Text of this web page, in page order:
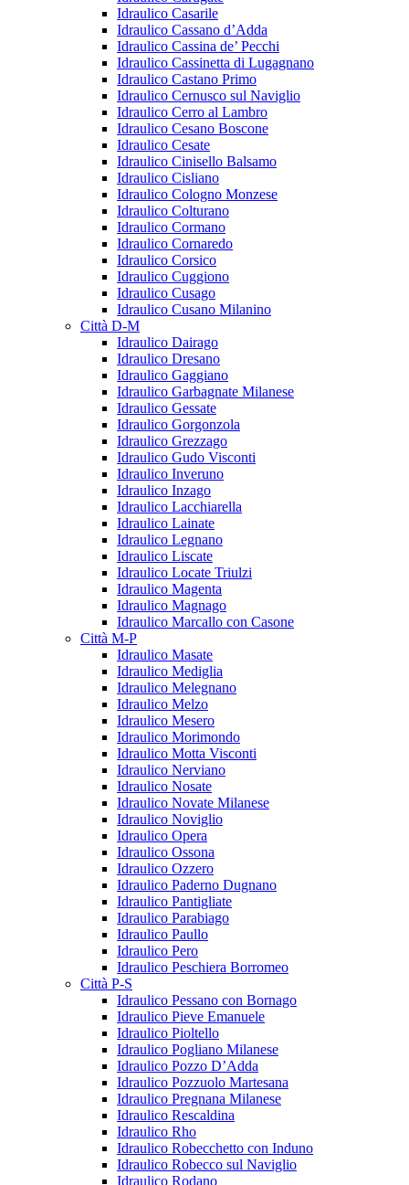
Idraulico Casarile
Idraulico Cassano d’Adda
Idraulico Cassina de’ Pecchi
Idraulico Cassinetta di Lugagnano
Idraulico Castano Primo
Idraulico Cernusco sul Naviglio
Idraulico Cerro al Lambro
Idraulico Cesano Boscone
Idraulico Cesate
Idraulico Cinisello Balsamo
Idraulico Cisliano
Idraulico Cologno Monzese
Idraulico Colturano
Idraulico Cormano
Idraulico Cornaredo
Idraulico Corsico
Idraulico Cuggiono
Idraulico Cusago
Idraulico Cusano Milanino
Città D-M
Idraulico Dairago
Idraulico Dresano
Idraulico Gaggiano
Idraulico Garbagnate Milanese
Idraulico Gessate
Idraulico Gorgonzola
Idraulico Grezzago
Idraulico Gudo Visconti
Idraulico Inveruno
Idraulico Inzago
Idraulico Lacchiarella
Idraulico Lainate
Idraulico Legnano
Idraulico Liscate
Idraulico Locate Triulzi
Idraulico Magenta
Idraulico Magnago
Idraulico Marcallo con Casone
Città M-P
Idraulico Masate
Idraulico Mediglia
Idraulico Melegnano
Idraulico Melzo
Idraulico Mesero
Idraulico Morimondo
Idraulico Motta Visconti
Idraulico Nerviano
Idraulico Nosate
Idraulico Novate Milanese
Idraulico Noviglio
Idraulico Opera
Idraulico Ossona
Idraulico Ozzero
Idraulico Paderno Dugnano
Idraulico Pantigliate
Idraulico Parabiago
Idraulico Paullo
Idraulico Pero
Idraulico Peschiera Borromeo
Città P-S
Idraulico Pessano con Bornago
Idraulico Pieve Emanuele
Idraulico Pioltello
Idraulico Pogliano Milanese
Idraulico Pozzo D’Adda
Idraulico Pozzuolo Martesana
Idraulico Pregnana Milanese
Idraulico Rescaldina
Idraulico Rho
Idraulico Robecchetto con Induno
Idraulico Robecco sul Naviglio
Idraulico Rodano